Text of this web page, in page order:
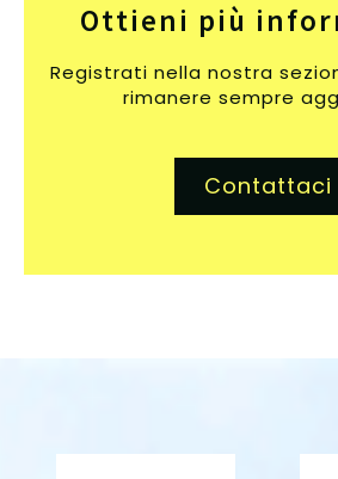
Ottieni più
Registrati nella nostra
rimanere sempre
Contattaci